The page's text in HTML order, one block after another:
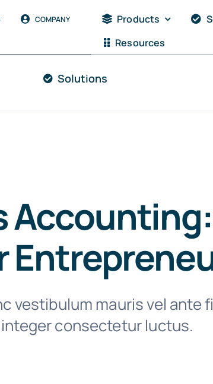
COMPANY Products
Resources
Solutions
vestibulum mauris vel ante
consectetur luctus.